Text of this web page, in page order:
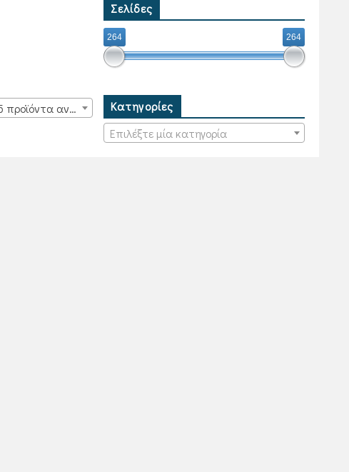
15 προϊόντα ανά σελίδα
Σελίδες
264 264
Κατηγορίες
Επιλέξτε μία κατηγορία